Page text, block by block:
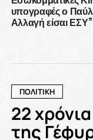
υπογραφές ο
Αλλαγή είσαι ΕΣΥ”
ΠΟΛΙΤΙΚΗ
22
της